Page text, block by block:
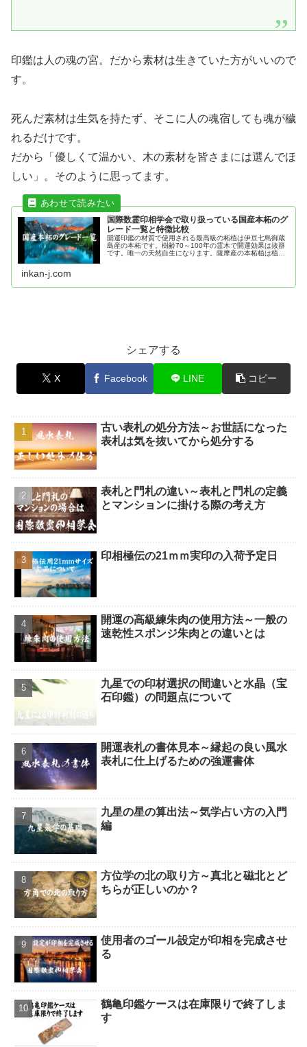
印鑑は人の魂の宮。だから素材は生きていた方がいいので
す。
死んだ素材は生気を持たず、そこに人の魂宿しても魂が穢
れるだけです。
だから「優しくて温かい、木の素材を皆さまには選んでほ
しい」。そのように思ってます。
国際数霊印相学会で取り扱っている国産本柘のグ
レード一覧と特徴比較
開運印鑑の材質で使用される最高級の柘植は伊豆七島御蔵
島産の本柘です。樹齢70～100年の霊木で開運効果は抜群
です。唯一の天然自生になります。薩摩産の本柘植は植林
inkan-j.com
シェアする
X Facebook LINE コピー
古い表札の処分方法～お世話になった
表札は気を抜いてから処分する
表札と門札の違い～表札と門札の定義
とマンションに掛ける際の考え方
印相極伝の21ｍｍ実印の入荷予定日
開運の高級練朱肉の使用方法～一般の
速乾性スポンジ朱肉との違いとは
九星での印材選択の間違いと水晶（宝
石印鑑）の問題点について
開運表札の書体見本～縁起の良い風水
表札に仕上げるための強運書体
九星の星の算出法～気学占い方の入門
編
方位学の北の取り方～真北と磁北とど
ちらが正しいのか？
使用者のゴール設定が印相を完成させ
る
鶴亀印鑑ケースは在庫限りで終了しま
す